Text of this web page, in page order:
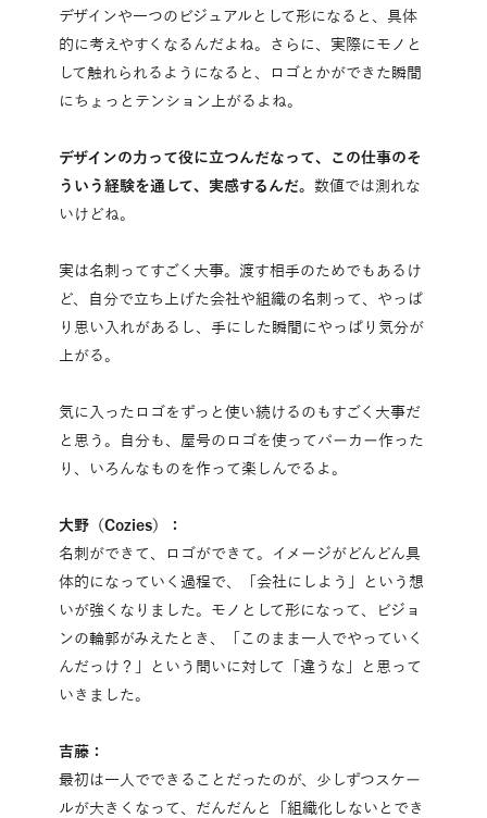
デザインや一つのビジュアルとして形になると、具体
的に考えやすくなるんだよね。さらに、実際にモノと
して触れられるようになると、ロゴとかができた瞬間
にちょっとテンション上がるよね。
デザインの力って役に立つんだなって、この仕事のそ
ういう経験を通して、実感するんだ。 数値では測れな
いけどね。
実は名刺ってすごく大事。渡す相手のためでもあるけ
ど、自分で立ち上げた会社や組織の名刺って、やっぱ
り思い入れがあるし、手にした瞬間にやっぱり気分が
上がる。
気に入ったロゴをずっと使い続けるのもすごく大事だ
と思う。自分も、屋号のロゴを使ってパーカー作った
り、いろんなものを作って楽しんでるよ。
大野（Cozies）：
名刺ができて、ロゴができて。イメージがどんどん具
体的になっていく過程で、「会社にしよう」という想
いが強くなりました。モノとして形になって、ビジョ
ンの輪郭がみえたとき、「このまま一人でやっていく
んだっけ？」という問いに対して「違うな」と思って
いきました。
吉藤：
最初は一人でできることだったのが、少しずつスケー
ルが大きくなって、だんだんと「組織化しないとでき